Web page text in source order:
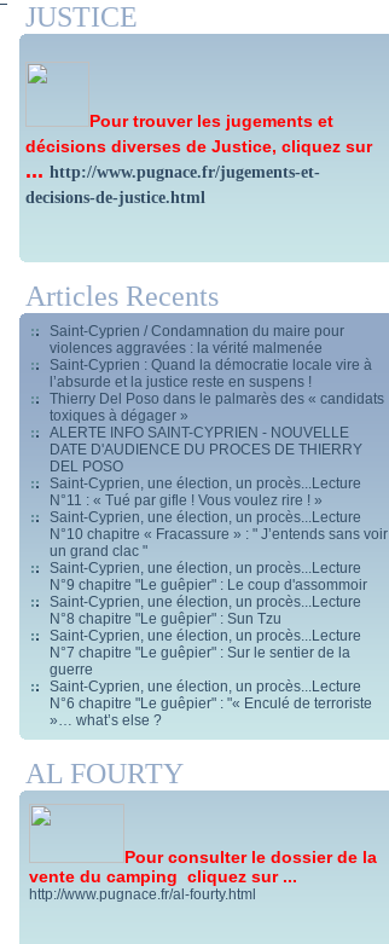
JUSTICE
Pour trouver les jugements et
décisions diverses de Justice, cliquez sur
... http://www.pugnace.fr/jugements-et-
decisions-de-justice.html
Articles Recents
Saint-Cyprien / Condamnation du maire pour
violences aggravées : la vérité malmenée
Saint-Cyprien : Quand la démocratie locale vire à
l’absurde et la justice reste en suspens !
Thierry Del Poso dans le palmarès des « candidats
toxiques à dégager »
ALERTE INFO SAINT-CYPRIEN - NOUVELLE
DATE D'AUDIENCE DU PROCES DE THIERRY
DEL POSO
Saint-Cyprien, une élection, un procès...Lecture
N°11 : « Tué par gifle ! Vous voulez rire ! »
Saint-Cyprien, une élection, un procès...Lecture
N°10 chapitre « Fracassure » : " J’entends sans voir
un grand clac "
Saint-Cyprien, une élection, un procès...Lecture
N°9 chapitre "Le guêpier" : Le coup d'assommoir
Saint-Cyprien, une élection, un procès...Lecture
N°8 chapitre "Le guêpier" : Sun Tzu
Saint-Cyprien, une élection, un procès...Lecture
N°7 chapitre "Le guêpier" : Sur le sentier de la
guerre
Saint-Cyprien, une élection, un procès...Lecture
N°6 chapitre "Le guêpier" : "« Enculé de terroriste
»… what’s else ?
AL FOURTY
Pour consulter le dossier de la
vente du camping cliquez sur ...
http://www.pugnace.fr/al-fourty.html